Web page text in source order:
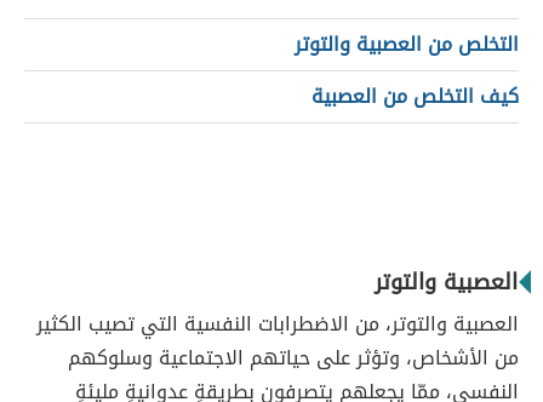
التخلص من العصبية والتوتر
كيف التخلص من العصبية
العصبية والتوتر
العصبية والتوتر، من الاضطرابات النفسية التي تصيب الكثير
من الأشخاص، وتؤثر على حياتهم الاجتماعية وسلوكهم
النفسي، ممّا يجعلهم يتصرفون بطريقةٍ عدوانيةٍ مليئةٍ